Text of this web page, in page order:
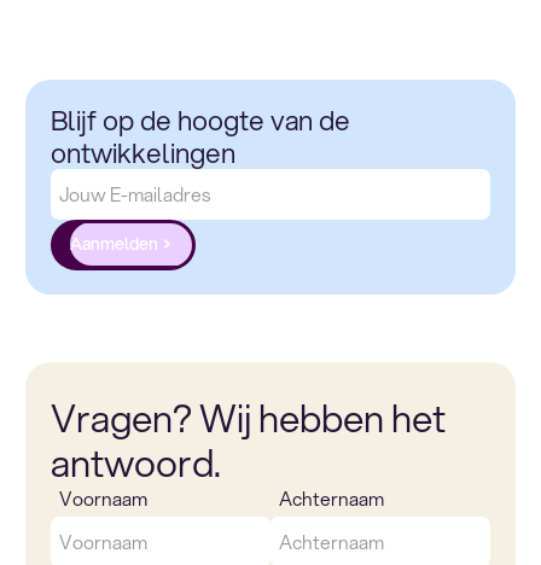
Blijf op de hoogte van de
ontwikkelingen
Aanmelden
Vragen? Wij hebben het
antwoord.
Voornaam Achternaam